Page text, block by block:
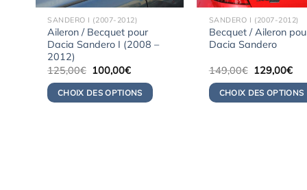
SANDERO I (2007-2012)
Aileron / Becquet pour
Dacia Sandero I (2008 –
2012)
125,00€ Le
initial
était :
100,00€Le
actuel
est :
CHOIX DES OPTIONS
SANDERO I (2007-2012)
Becquet / Aileron
Dacia Sandero
149,00€ Le
initial
était :
129,00€Le
CHOIX DES OPTIONS